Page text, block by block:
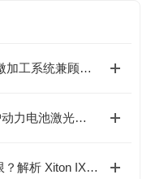
一体化整机稳定可靠！Sabray 飞秒微加工系统兼顾科研研发与工业量产
实时监控焦点漂移！焦点分析仪守护动力电池激光焊接品质
193nm 稳频激光器如何突破光刻极限？解析 Xiton IXION-193 SLM 核心技术